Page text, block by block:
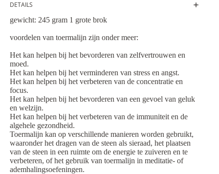
DETAILS
gewicht: 245 gram 1 grote brok
voordelen van toermalijn zijn onder meer:
Het kan helpen bij het bevorderen van zelfvertrouwen en
moed.
Het kan helpen bij het verminderen van stress en angst.
Het kan helpen bij het verbeteren van de concentratie en
focus.
Het kan helpen bij het bevorderen van een gevoel van geluk
en welzijn.
Het kan helpen bij het verbeteren van de immuniteit en de
algehele gezondheid.
Toermalijn kan op verschillende manieren worden gebruikt,
waaronder het dragen van de steen als sieraad, het plaatsen
van de steen in een ruimte om de energie te zuiveren en te
verbeteren, of het gebruik van toermalijn in meditatie- of
ademhalingsoefeningen.